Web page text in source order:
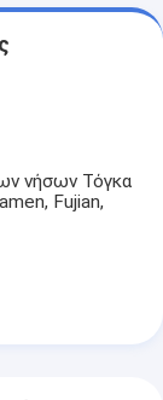
νήσων Τόγκα
Fujian,